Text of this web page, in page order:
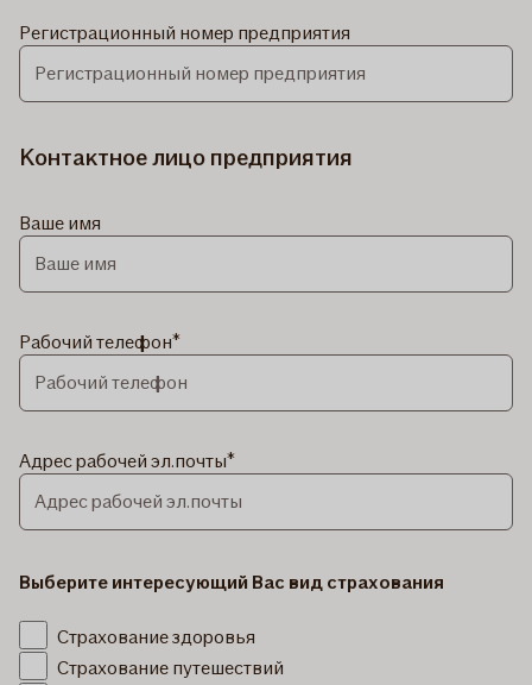
Регистрационный номер предприятия
Контактное лицо предприятия
Ваше имя
Рабочий телефон
Адрес рабочей эл.почты
Выберите интересующий Вас вид страхования
Страхование здоровья
Страхование путешествий